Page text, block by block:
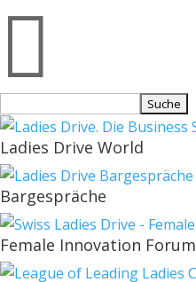

nach:
Ladies Drive World
Bargespräche
Female Innovation Forum